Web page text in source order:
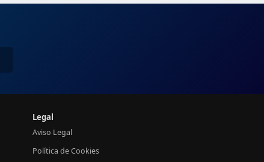
Legal
Aviso Legal
Política de Cookies